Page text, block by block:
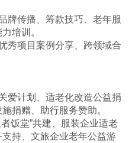
牌传播、筹款技巧、老年服
培训。
秀项目案例分享、跨领域合
爱计划、适老化改造公益捐
捐赠、助行服务赞助。
饭堂”共建、服装企业适老
持、文旅企业老年公益游